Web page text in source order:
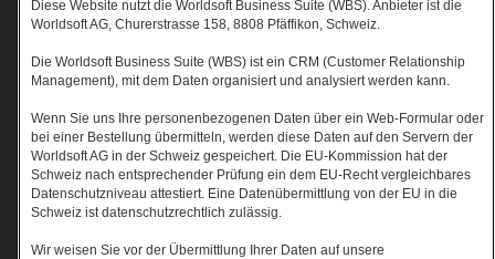
Diese Website nutzt die Worldsoft Business Suite (WBS). Anbieter ist die
Worldsoft AG, Churerstrasse 158, 8808 Pfäffikon, Schweiz.
Die Worldsoft Business Suite (WBS) ist ein CRM (Customer Relationship
Management), mit dem Daten organisiert und analysiert werden kann.
Wenn Sie uns Ihre personenbezogenen Daten über ein Web-Formular oder
bei einer Bestellung übermitteln, werden diese Daten auf den Servern der
Worldsoft AG in der Schweiz gespeichert. Die EU-Kommission hat der
Schweiz nach entsprechender Prüfung ein dem EU-Recht vergleichbares
Datenschutzniveau attestiert. Eine Datenübermittlung von der EU in die
Schweiz ist datenschutzrechtlich zulässig.
Wir weisen Sie vor der Übermittlung Ihrer Daten auf unsere